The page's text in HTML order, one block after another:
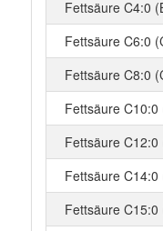
Fettsäure C4:0
Fettsäure C6:0
Fettsäure C8:0
Fettsäure
Fettsäure
Fettsäure
Fettsäure